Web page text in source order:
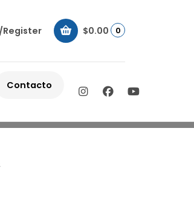
Register $0.00 0
Contacto